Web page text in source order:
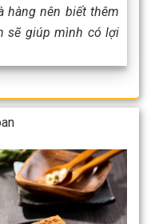
hàng nên biết thêm
sẽ giúp mình có lợi